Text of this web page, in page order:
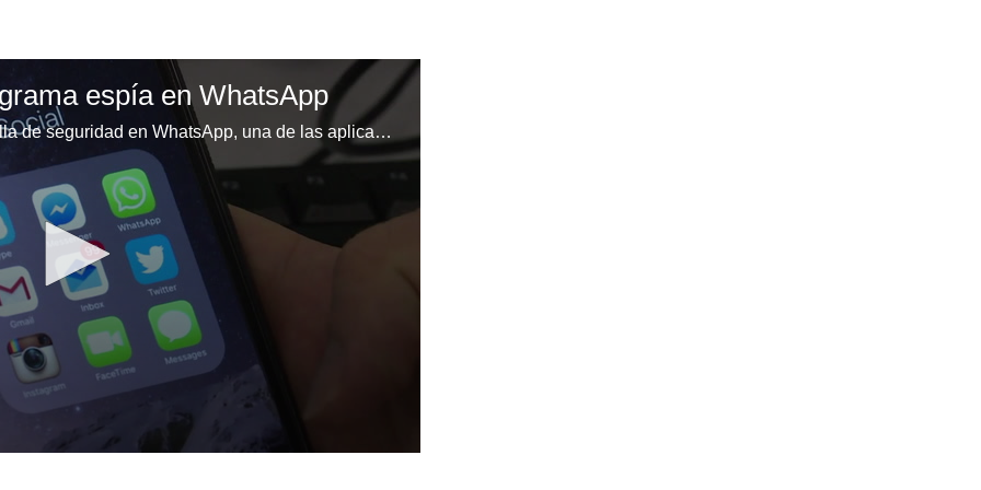
espía en WhatsApp
Un grupo de hackers halló una falla de seguridad en WhatsApp, una de las aplicaciones de mensajería más utilizadas del mundo, e instaló un programa espía en teléfonos, afirmó el martes la compañía.